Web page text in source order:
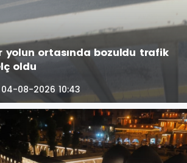
yolun ortasında bozuldu trafik
oldu
04-08-2026 10:43